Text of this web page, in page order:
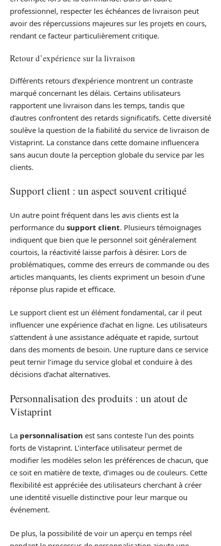
professionnel, respecter les échéances de livraison peut
avoir des répercussions majeures sur les projets en cours,
rendant ce facteur particulièrement critique.
Retour d’expérience sur la livraison
Différents retours d’expérience montrent un contraste
marqué concernant les délais. Certains utilisateurs
rapportent une livraison dans les temps, tandis que
d’autres confrontent des retards significatifs. Cette diversité
soulève la question de la fiabilité du service de livraison de
Vistaprint. La constance dans cette domaine influencera
sans aucun doute la perception globale du service par les
clients.
Support client : un aspect souvent critiqué
Un autre point fréquent dans les avis clients est la
performance du support client. Plusieurs témoignages
indiquent que bien que le personnel soit généralement
courtois, la réactivité laisse parfois à désirer. Lors de
problématiques, comme des erreurs de commande ou des
articles manquants, les clients expriment un besoin d’une
réponse plus rapide et efficace.
Le support client est un élément fondamental, car il peut
influencer une expérience d’achat en ligne. Les utilisateurs
s’attendent à une assistance adéquate et rapide, surtout
dans des moments de besoin. Une rupture dans ce service
peut ternir l’image du service global et conduire à des
décisions d’achat alternatives.
Personnalisation des produits : un atout de
Vistaprint
La personnalisation est sans conteste l’un des points
forts de Vistaprint. L’interface utilisateur permet de
modifier les modèles selon les préférences de chacun, que
ce soit en matière de texte, d’images ou de couleurs. Cette
flexibilité est appréciée des utilisateurs cherchant à créer
une identité visuelle distinctive pour leur marque ou
événement.
De plus, la possibilité de voir un aperçu en temps réel